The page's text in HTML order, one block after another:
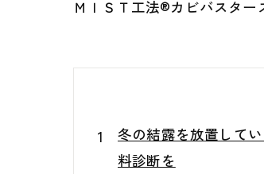
ＭＩＳＴ工法®カビバスタ
冬の結露を放置して
料診断を